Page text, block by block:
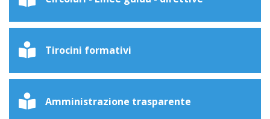
Tirocini formativi
Amministrazione trasparente